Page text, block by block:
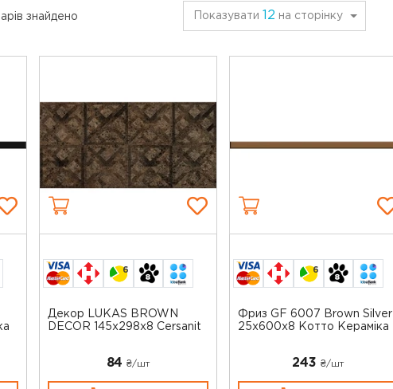
знайдено Показувати 12 на сторінку
6
Декор LUKAS BROWN
DECOR 145х298x8 Cersanit
84 ₴/шт
6
Фриз GF 6007 Brown Silver
25x600x8 Котто Кераміка
243 ₴/шт